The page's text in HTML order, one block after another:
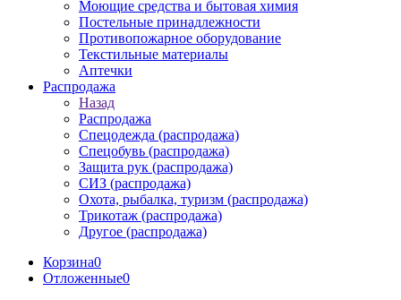
Моющие средства и бытовая химия
Постельные принадлежности
Противопожарное оборудование
Текстильные материалы
Аптечки
Распродажа
Назад
Распродажа
Спецодежда (распродажа)
Спецобувь (распродажа)
Защита рук (распродажа)
СИЗ (распродажа)
Охота, рыбалка, туризм (распродажа)
Трикотаж (распродажа)
Другое (распродажа)
Корзина0
Отложенные0